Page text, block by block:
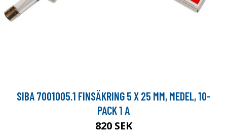
SIBA 7001005.1 FINSÄKRING 5 X 25 MM, MEDEL, 10-
PACK 1 A
820 SEK